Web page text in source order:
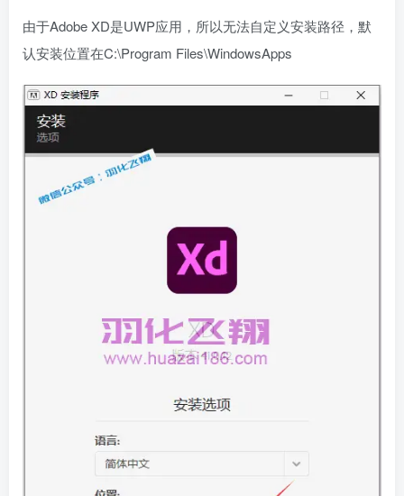
由于Adobe XD是UWP应用，所以无法自定义安装路径，默
认安装位置在C:\Program Files\WindowsApps